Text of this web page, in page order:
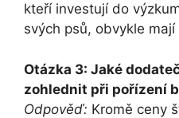
kteří investují do
svých psů, obvykle mají
Otázka 3: Jaké
zohlednit při pořízení
Odpověď: Kromě ceny